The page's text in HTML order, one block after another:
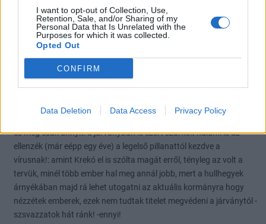
I want to opt-out of Collection, Use,
Retention, Sale, and/or Sharing of my
Personal Data that Is Unrelated with the
Purposes for which it was collected.
Opted Out
CONFIRM
Data Deletion Data Access Privacy Policy
közvetlenül támogatást....(Nem úgy Mészáros Lörinc a
szállodáihoz)
Jövőre ez csúnyán vissza fog ütni....
és még csak annyit: a járványban is ezért szurkolt nálunk is az
ellenzék (már eépp egy éve) a legelső pillanattól kezdve a
vírusnak!: amint Krekó el is szólta magát erről, tényleg az volt a
tervük, minél több ember hal meg annál jobb, mert a hullhegyek
árnyékában majd rá lehet utogatni az aktuális kormányra hogy
nézzétek emberek, ezek nem tudtak titelet megvédeni a járványtól -
szsvazzatok hát ránk! -ennyi!